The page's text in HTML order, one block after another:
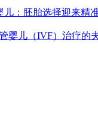
儿：胚胎选择迎来精
婴儿（IVF）治疗的